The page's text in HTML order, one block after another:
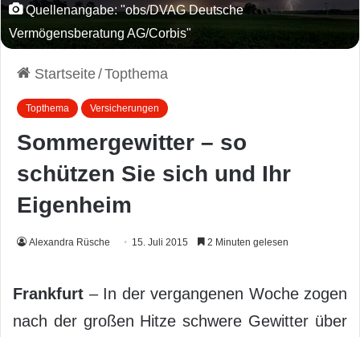
Quellenangabe: "obs/DVAG Deutsche
Vermögensberatung AG/Corbis"
Startseite/Topthema
Topthema Versicherungen
Sommergewitter – so
schützen Sie sich und Ihr
Eigenheim
Alexandra Rüsche 15. Juli 2015 2 Minuten gelesen
Frankfurt – In der vergangenen Woche zogen
nach der großen Hitze schwere Gewitter über